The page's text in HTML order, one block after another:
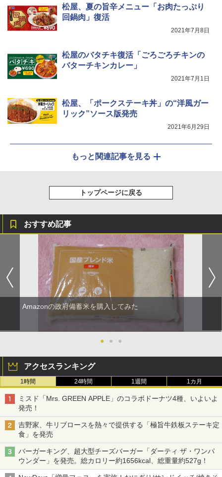
松屋、夏の旨辛メニュー「お肉たっぷり
回鍋肉」復活
2021年7月8日
松屋のバタチキ復活「ごろごろチキンの
バターチキンカレー」
2021年7月1日
松屋、「ポークステーキ丼」の“洋風ガー
リック”ソース版発売
2021年6月29日
もっと関連記事を見る
トップページに戻る
おすすめ記事
Amazonの政府備蓄米を購入してみた
● ● ●
アクセスランキング
1時間 24時間 1週間 1カ月
ミスド「Mrs. GREEN APPLE」のコラボドーナツ4種、いよいよ
発売！
吉野家、牛リブロースを熱々で提供する「極旨牛鉄板ステーキ定
食」を発売
バーガーキング、超大型チーズバーガー「ダーティ ザ・ワンパ
ウンダー」を発売。総カロリー約1656kcal、総重量約527g！